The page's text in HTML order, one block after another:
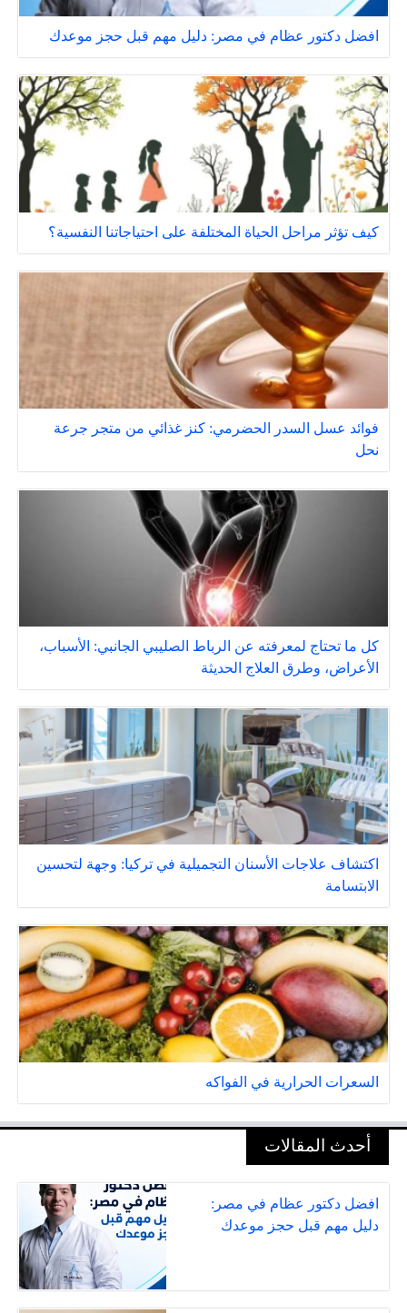
افضل دكتور عظام في مصر: دليل مهم قبل حجز موعدك
كيف تؤثر مراحل الحياة المختلفة على احتياجاتنا النفسية؟
فوائد عسل السدر الحضرمي: كنز غذائي من متجر جرعة
نحل
كل ما تحتاج لمعرفته عن الرباط الصليبي الجانبي: الأسباب،
الأعراض، وطرق العلاج الحديثة
اكتشاف علاجات الأسنان التجميلية في تركيا: وجهة لتحسين
الابتسامة
السعرات الحرارية في الفواكه
أحدث المقالات
افضل دكتور عظام في مصر:
دليل مهم قبل حجز موعدك